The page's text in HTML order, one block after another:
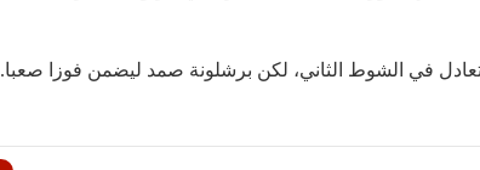
في الشوط الثاني، لكن برشلونة صمد ليضمن فوزا صعبا.